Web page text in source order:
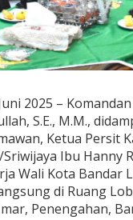
2025 –
S.E., M.M.,
Ketua Persit
Sriwijaya Ibu Hanny
Wali Kota Bandar
di Ruang
Penengahan,